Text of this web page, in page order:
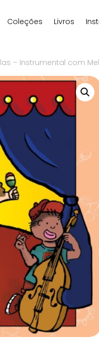
Coleções Livros
– Instrumental com